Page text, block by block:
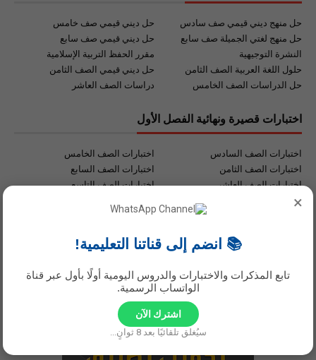
×
📚 انضم إلى قناتنا التعليمية!
تابع المذكرات والاختبارات والدروس اليومية أولًا بأول عبر قناة
الواتساب الرسمية.
اشترك الآن
سيُغلق تلقائيًا بعد8 ثوانٍ...
حل ديني قيمي صف خامس
حل منهج ديني قيمي صف سادس
حل ديني قيمي صف سابع
حل منهج لغتي الجميلة صف سابع
مقرر الحفظ التربية الإسلامية
النشرة التوجيهية
حل ديني قيمي الصف الثامن
حلول اللغة العربية الصف الثامن
دراسات الصف العاشر
حل الدراسات الصف الخامس
اختبارات قصيرة ونهائية الفصل الأول
اختبارات الصف الخامس
اختبارات الصف السادس
اختبارات الصف السابع
اختبارات الصف الثامن
اختبارات الصف التاسع
اختبارات الصف العاشر
اختبارات الصف الثاني عشر
روابط هامة للطالب والمعلم .
تحميل الكتب جميع المواد
روابط مهمة للمعلم والطالب
موقع ملخصات الصف الرابع
تحميل أدلة المعلم
محرك البحث التعليمي